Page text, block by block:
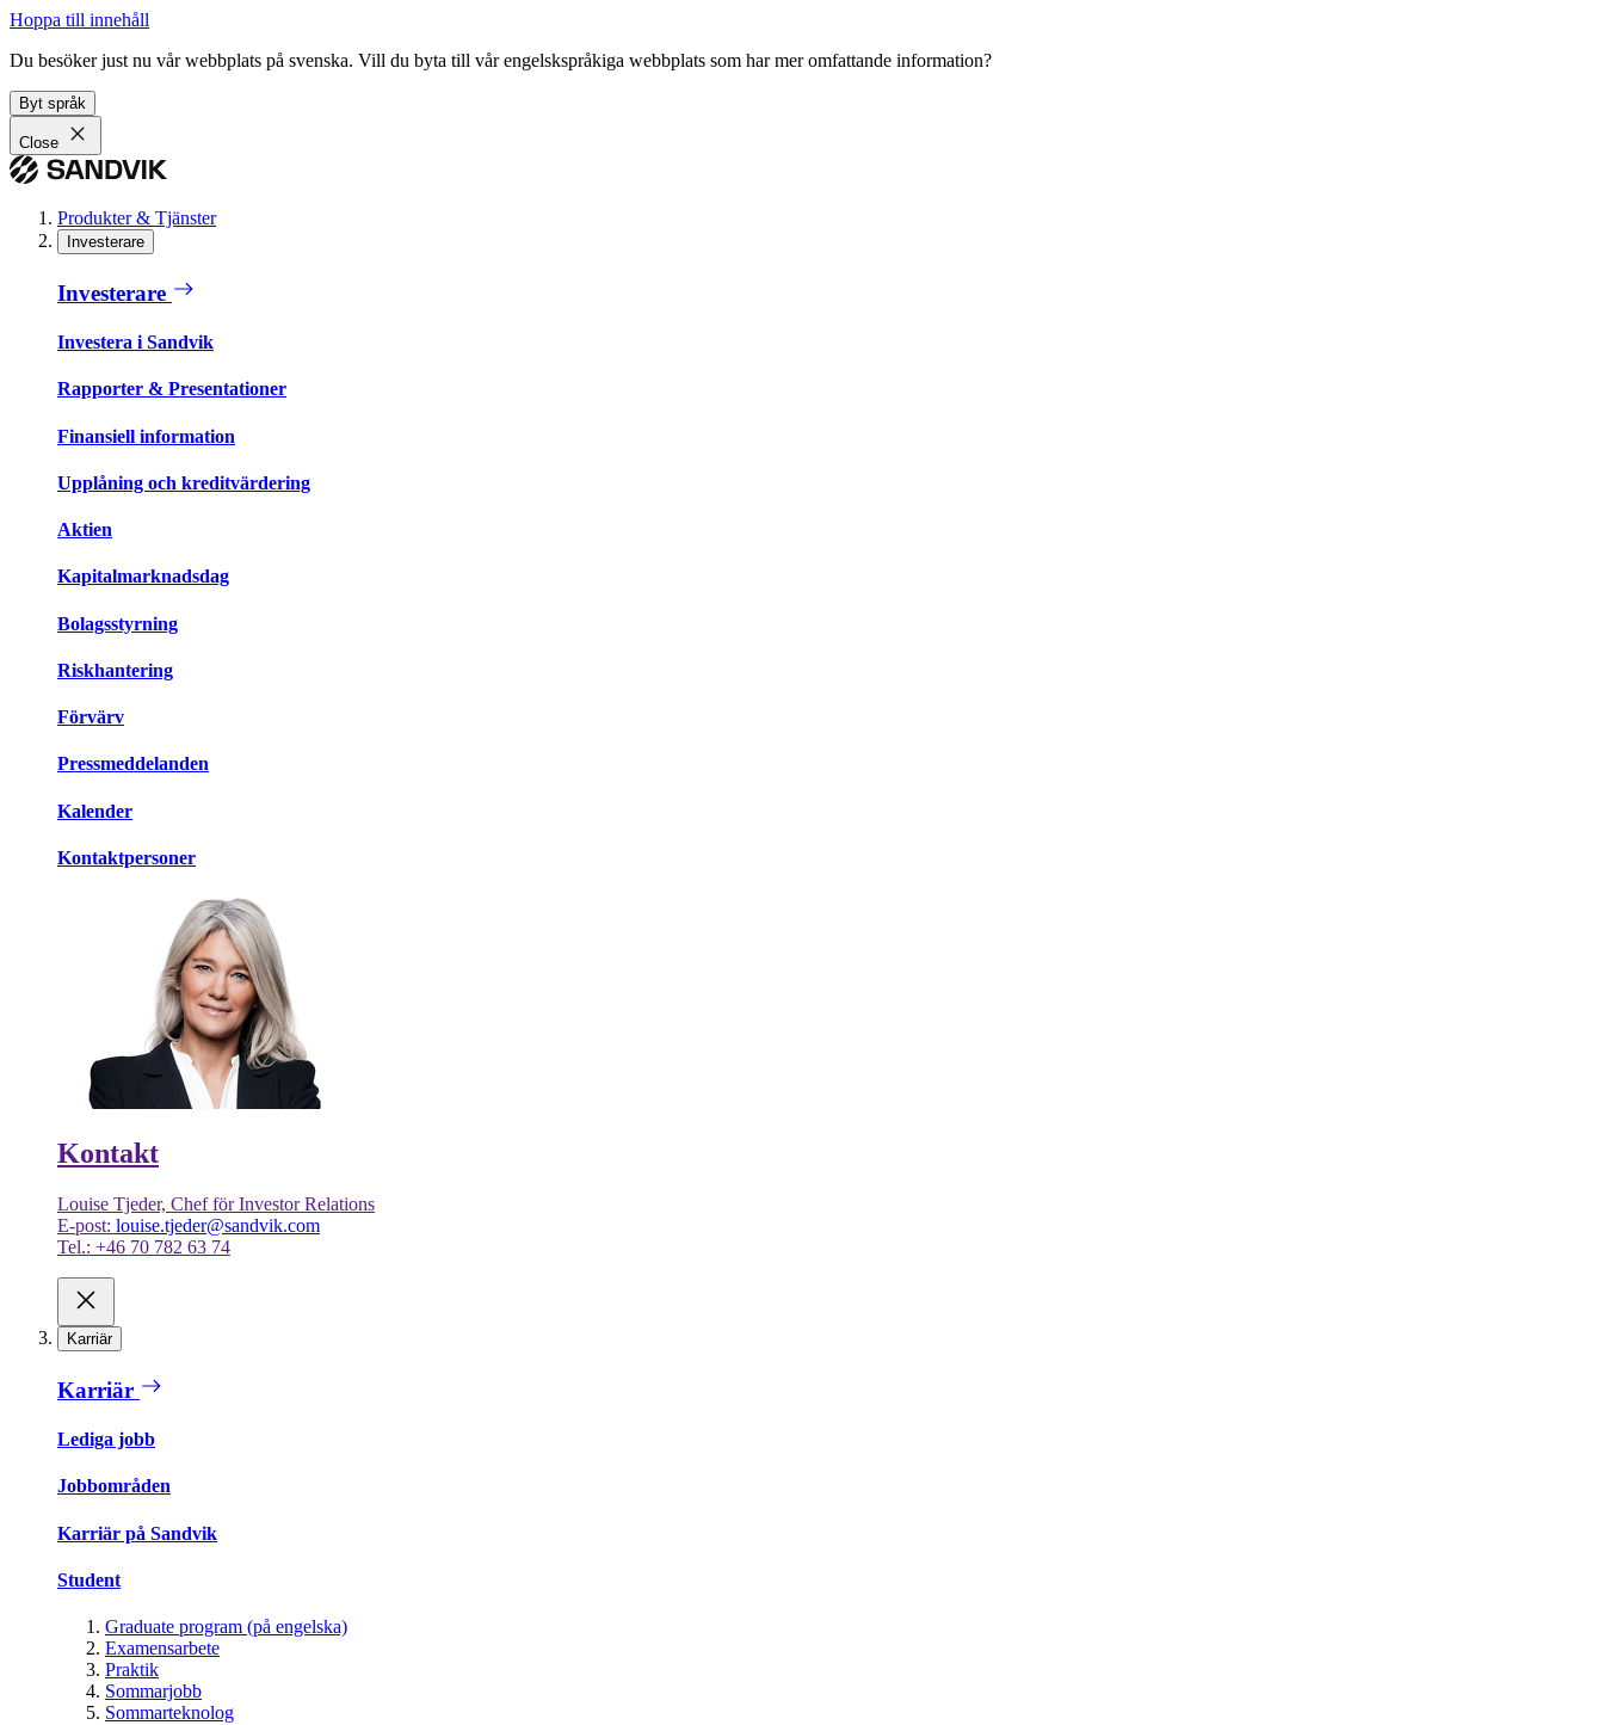
Hoppa till innehåll
Du besöker just nu vår webbplats på svenska. Vill du byta till vår engelskspråkiga webbplats som har mer omfattande information?
Byt språk
Close
Produkter & Tjänster
Investerare
Investerare
Investera i Sandvik
Rapporter & Presentationer
Finansiell information
Upplåning och kreditvärdering
Aktien
Kapitalmarknadsdag
Bolagsstyrning
Riskhantering
Förvärv
Pressmeddelanden
Kalender
Kontaktpersoner
Kontakt
Louise Tjeder, Chef för Investor Relations
E-post: louise.tjeder@sandvik.com
Tel.: +46 70 782 63 74
Karriär
Karriär
Lediga jobb
Jobbområden
Karriär på Sandvik
Student
Graduate program (på engelska)
Examensarbete
Praktik
Sommarjobb
Sommarteknolog